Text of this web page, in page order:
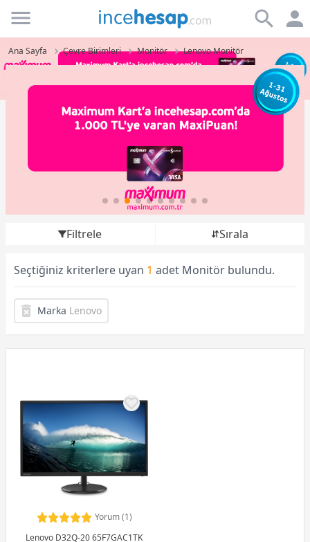
Incehesap
Ana Sayfa Çevre Birimleri Monitör Lenovo Monitör
Filtrele Sırala
Seçtiğiniz kriterlere uyan 1 adet Monitör bulundu.
Marka Lenovo
Yorum (1)
Lenovo D32Q-20 65F7GAC1TK